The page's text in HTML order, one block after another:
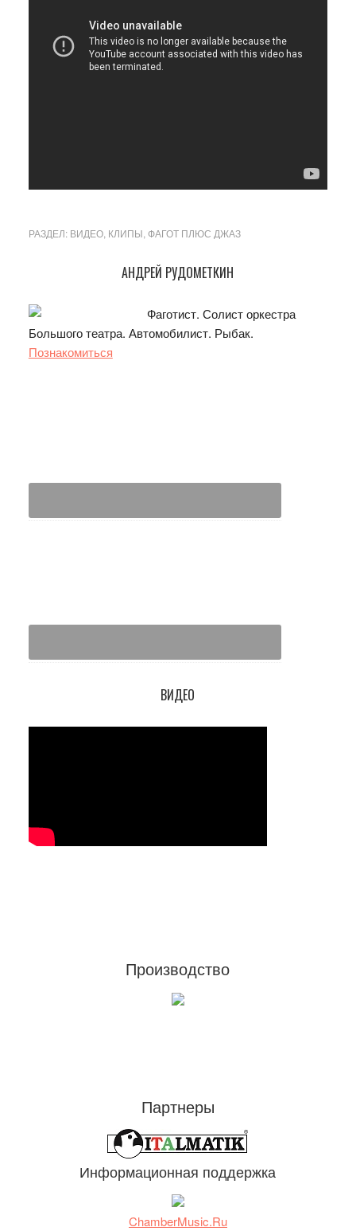
РАЗДЕЛ: ВИДЕО, КЛИПЫ ФАГОТ ПЛЮС ДЖАЗ
сайдбар
АНДРЕЙ РУДОМЕТКИН
Фаготист. Солист оркестра
Большого театра. Автомобилист. Рыбак.
Познакомиться
ВИДЕО
Производство
Партнеры
Информационная поддержка
ChamberMusic.Ru